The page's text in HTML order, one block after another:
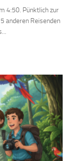
4:50. Pünktlich zur
anderen Reisenden